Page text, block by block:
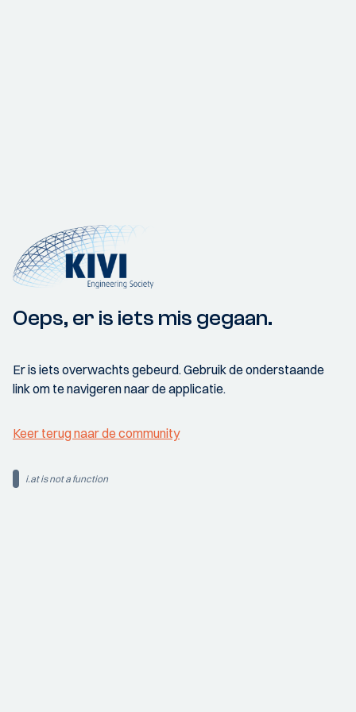
Oeps, er is iets mis gegaan.
Er is iets overwachts gebeurd. Gebruik de onderstaande
link om te navigeren naar de applicatie.
Keer terug naar de community
i.at is not a function